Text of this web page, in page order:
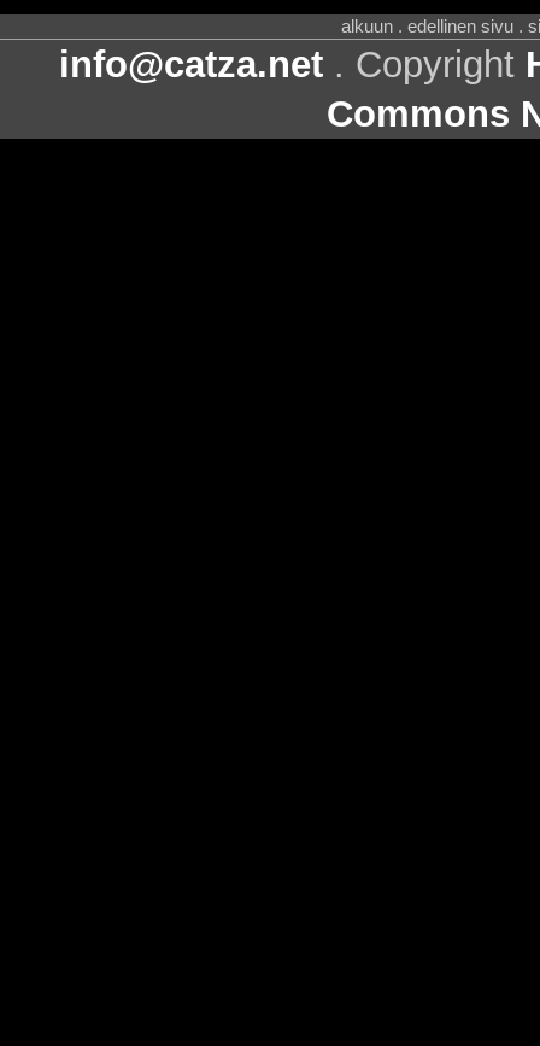
alkuun . edellinen sivu .
info@catza.net . Copyright
Commons